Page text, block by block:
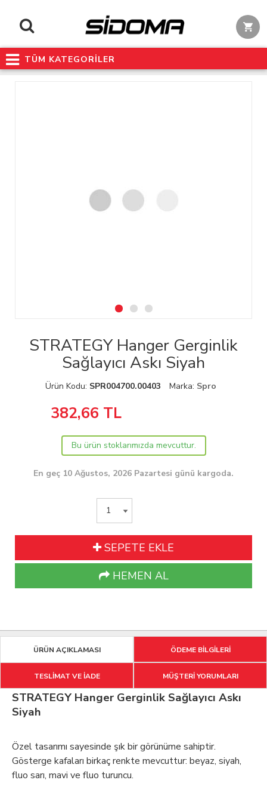
TÜM KATEGORİLER
STRATEGY Hanger Gerginlik
Sağlayıcı Askı Siyah
Ürün Kodu: SPR004700.00403 Marka: Spro
382,66 TL
Bu ürün stoklarımızda mevcuttur.
En geç 10 Ağustos, 2026 Pazartesi günü kargoda.
SEPETE EKLE
HEMEN AL
ÜRÜN AÇIKLAMASI ÖDEME BİLGİLERİ
TESLİMAT VE İADE MÜŞTERİ YORUMLARI
STRATEGY Hanger Gerginlik Sağlayıcı Askı
Siyah
Özel tasarımı sayesinde şık bir görünüme sahiptir.
Gösterge kafaları birkaç renkte mevcuttur: beyaz, siyah,
fluo sarı, mavi ve fluo turuncu.